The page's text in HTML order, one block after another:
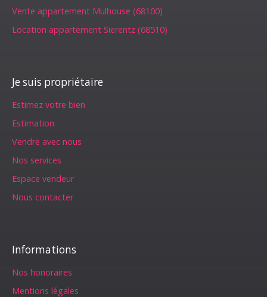
Vente appartement Mulhouse (68100)
Location appartement Sierentz (68510)
Je suis propriétaire
Estimez votre bien
Estimation
Vendre avec nous
Nos services
Espace vendeur
Nous contacter
Informations
Nos honoraires
Mentions légales